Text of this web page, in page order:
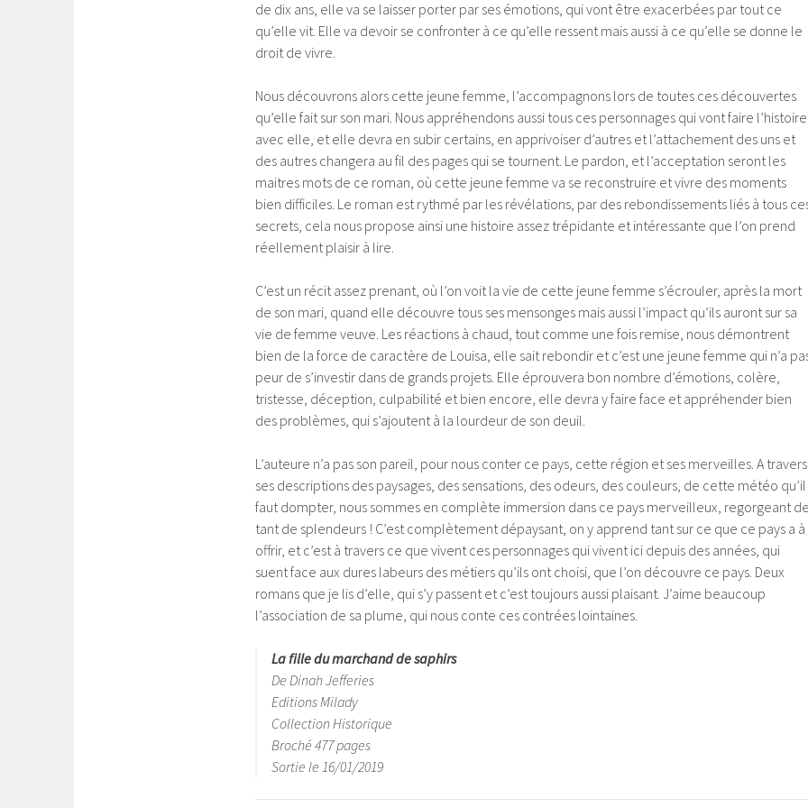
de dix ans, elle va se laisser porter par ses émotions, qui vont être exacerbées par tout ce
qu’elle vit. Elle va devoir se confronter à ce qu’elle ressent mais aussi à ce qu’elle se donne le
droit de vivre.
Nous découvrons alors cette jeune femme, l’accompagnons lors de toutes ces découvertes
qu’elle fait sur son mari. Nous appréhendons aussi tous ces personnages qui vont faire l’histoire
avec elle, et elle devra en subir certains, en apprivoiser d’autres et l’attachement des uns et
des autres changera au fil des pages qui se tournent. Le pardon, et l’acceptation seront les
maitres mots de ce roman, où cette jeune femme va se reconstruire et vivre des moments
bien difficiles. Le roman est rythmé par les révélations, par des rebondissements liés à tous
secrets, cela nous propose ainsi une histoire assez trépidante et intéressante que l’on prend
réellement plaisir à lire.
C’est un récit assez prenant, où l’on voit la vie de cette jeune femme s’écrouler, après la mort
de son mari, quand elle découvre tous ses mensonges mais aussi l’impact qu’ils auront sur sa
vie de femme veuve. Les réactions à chaud, tout comme une fois remise, nous démontrent
bien de la force de caractère de Louisa, elle sait rebondir et c’est une jeune femme qui n’a
peur de s’investir dans de grands projets. Elle éprouvera bon nombre d’émotions, colère,
tristesse, déception, culpabilité et bien encore, elle devra y faire face et appréhender bien
des problèmes, qui s’ajoutent à la lourdeur de son deuil.
L’auteure n’a pas son pareil, pour nous conter ce pays, cette région et ses merveilles. A travers
ses descriptions des paysages, des sensations, des odeurs, des couleurs, de cette météo qu’il
faut dompter, nous sommes en complète immersion dans ce pays merveilleux, regorgeant
tant de splendeurs ! C’est complètement dépaysant, on y apprend tant sur ce que ce pays a à
offrir, et c’est à travers ce que vivent ces personnages qui vivent ici depuis des années, qui
suent face aux dures labeurs des métiers qu’ils ont choisi, que l’on découvre ce pays. Deux
romans que je lis d’elle, qui s’y passent et c’est toujours aussi plaisant. J’aime beaucoup
l’association de sa plume, qui nous conte ces contrées lointaines.
La fille du marchand de saphirs
De Dinah Jefferies
Editions Milady
Collection Historique
Broché 477 pages
Sortie le 16/01/2019